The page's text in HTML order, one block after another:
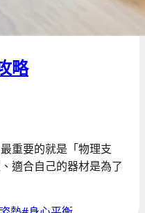
略
重要的就是「物理支
適合自己的器材是為了